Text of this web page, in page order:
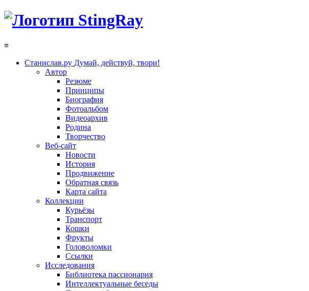
≡
Станислав.ру Думай, действуй, твори!
Автор
Резюме
Принципы
Биография
Фотоальбом
Видеоархив
Родина
Творчество
Веб-сайт
Новости
История
Продвижение
Обратная связь
Карта сайта
Коллекции
Курьёзы
Транспорт
Кошки
Фрукты
Головоломки
Ссылки
Исследования
Библиотека пассионария
Интеллектуальные беседы